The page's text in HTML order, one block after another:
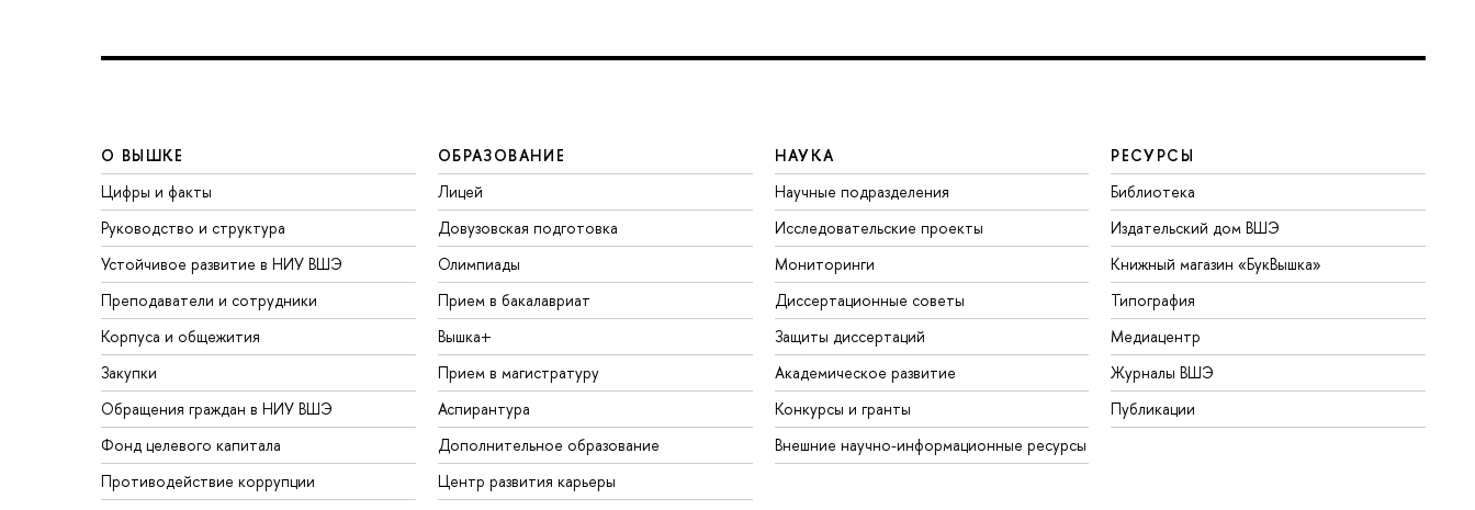
О ВЫШКЕ
Цифры и факты
Руководство и структура
Устойчивое развитие в НИУ ВШЭ
Преподаватели и сотрудники
Корпуса и общежития
Закупки
Обращения граждан в НИУ ВШЭ
Фонд целевого капитала
Противодействие коррупции
ОБРАЗОВАНИЕ
Лицей
Довузовская подготовка
Олимпиады
Прием в бакалавриат
Вышка+
Прием в магистратуру
Аспирантура
Дополнительное образование
Центр развития карьеры
НАУКА
Научные подразделения
Исследовательские проекты
Мониторинги
Диссертационные советы
Защиты диссертаций
Академическое развитие
Конкурсы и гранты
Внешние научно-информационные ресурсы
РЕСУРСЫ
Библиотека
Издательский дом ВШЭ
Книжный магазин «БукВышка»
Типография
Медиацентр
Журналы ВШЭ
Публикации